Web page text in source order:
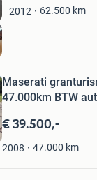
2012 62.500 km
Maserati
47.000km BTW
€ 39.500,-
2008 47.000 km